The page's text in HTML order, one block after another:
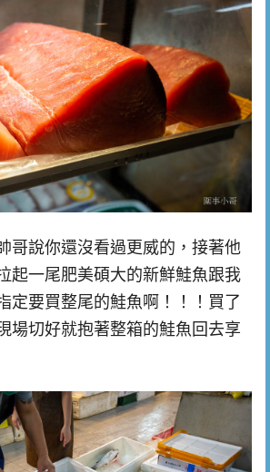
哥說你還沒看過更威的，接著他
起一尾肥美碩大的新鮮鮭魚跟我
定要買整尾的鮭魚啊！！！買了
場切好就抱著整箱的鮭魚回去享